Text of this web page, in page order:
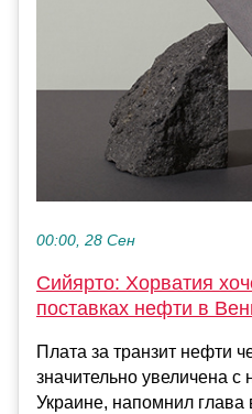
00:00, 28 Сен
Сийярто: Хорватия
поставках нефти в
Плата за транзит нефти
значительно увеличена с
Украине, напомнил глава